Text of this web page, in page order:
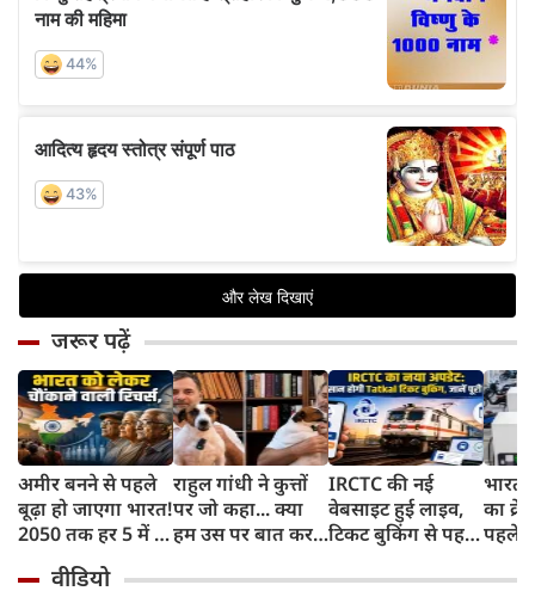
जरूर पढ़ें
अमीर बनने से पहले
बूढ़ा हो जाएगा भारत!
2050 तक हर 5 में 1
साल से ज्यादा उम्र का
राहुल गांधी ने कुत्तों
पर जो कहा... क्या
हम उस पर बात कर
IRCTC की नई
वेबसाइट हुई लाइव,
टिकट बुकिंग से पहले
काम, जानें पूरा
भारत
का
पहले
और
वीडियो